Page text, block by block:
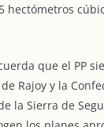
hectómetros
que el PP
Rajoy y la
la Sierra de